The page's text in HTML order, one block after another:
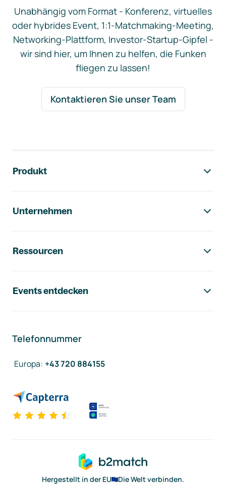
Unabhängig vom Format - Konferenz, virtuelles
oder hybrides Event, 1:1-Matchmaking-Meeting,
Networking-Plattform, Investor-Startup-Gipfel -
wir sind hier, um Ihnen zu helfen, die Funken
fliegen zu lassen!
Kontaktieren Sie unser Team
Produkt
Unternehmen
Ressourcen
Events entdecken
Telefonnummer
Europa: +43 720 884155
Hergestellt in der EU
Die Welt verbinden.